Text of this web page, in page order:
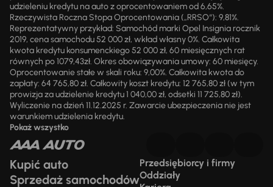
udzieleniu kredytu na auto z oprocentowaniem od 6,65%.
Rzeczywista Roczna Stopa Oprocentowania („RRSO“): 9,81%.
Reprezentatywny przykład: Samochód marki Opel Insignia rocznik
2019, cena samochodu 52 000 zł, wkład własny 0%. Całkowita
kwota kredytu konsumenckiego 52 000 zł, 60 miesięcznych rat
równych po 1079,43zł. Okres obowiązywania umowy: 60 miesięcy.
Oprocentowanie stałe w skali roku: 9,00%. Całkowita kwota do
zapłaty: 64 765,80 zł. Całkowity koszt kredytu: 12 765,80 zł (w tym
prowizja za udzielenie kredytu 1 040,00 zł, odsetki 11 725,80 zł).
Wyliczenie na dzień 11.12.2025 r. Zawarcie ubezpieczenia nie jest
warunkiem udzielenia kredytu.
Pokaż wszystko
Kupić auto
Sprzedaż samochodów
Przedsiębiorcy i firmy
Oddziały